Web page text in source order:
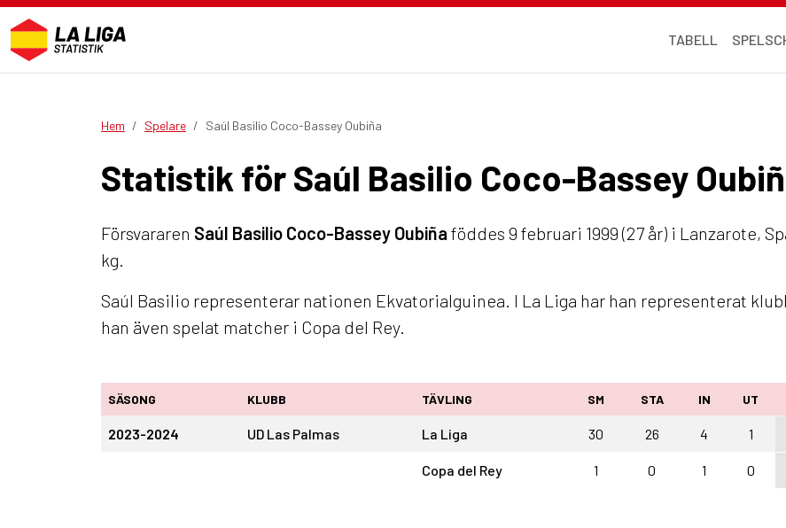
TABELL
Hem Spelare Saúl Basilio Coco-Bassey Oubiña
Statistik för Saúl Basilio Coco-Bassey
Försvararen Saúl Basilio Coco-Bassey Oubiña föddes 9 februari 1999 (27 år) i Lanzarote,
kg.
Saúl Basilio representerar nationen Ekvatorialguinea. I La Liga har han representerat
han även spelat matcher i Copa del Rey.
SÄSONG KLUBB TÄVLING SM STA IN UT
2023-2024 UD Las Palmas La Liga 30 26 4 1
Copa del Rey 1 0 1 0